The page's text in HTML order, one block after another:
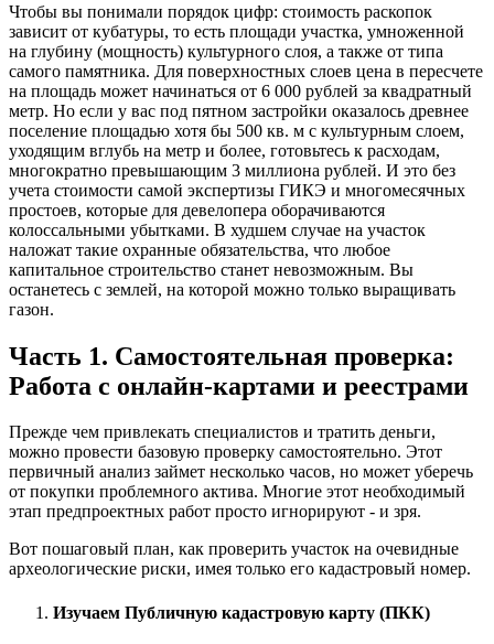
Чтобы вы понимали порядок цифр: стоимость раскопок
зависит от кубатуры, то есть площади участка, умноженной
на глубину (мощность) культурного слоя, а также от типа
самого памятника. Для поверхностных слоев цена в пересчете
на площадь может начинаться от 6 000 рублей за квадратный
метр. Но если у вас под пятном застройки оказалось древнее
поселение площадью хотя бы 500 кв. м с культурным слоем,
уходящим вглубь на метр и более, готовьтесь к расходам,
многократно превышающим 3 миллиона рублей. И это без
учета стоимости самой экспертизы ГИКЭ и многомесячных
простоев, которые для девелопера оборачиваются
колоссальными убытками. В худшем случае на участок
наложат такие охранные обязательства, что любое
капитальное строительство станет невозможным. Вы
останетесь с землей, на которой можно только выращивать
газон.
Часть 1. Самостоятельная проверка:
Работа с онлайн-картами и реестрами
Прежде чем привлекать специалистов и тратить деньги,
можно провести базовую проверку самостоятельно. Этот
первичный анализ займет несколько часов, но может уберечь
от покупки проблемного актива. Многие этот необходимый
этап предпроектных работ просто игнорируют - и зря.
Вот пошаговый план, как проверить участок на очевидные
археологические риски, имея только его кадастровый номер.
Изучаем Публичную кадастровую карту (ПКК)